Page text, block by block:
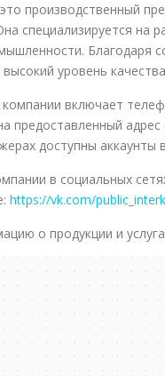
производственный
специализируется на
Благодаря
уровень
включает
предоставленный
доступны аккаунты в
в социальных
https://vk.com/
о продукции и